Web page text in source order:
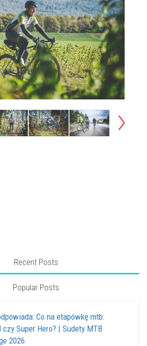
Recent Posts
Popular Posts
Co na etapówkę mtb:
czy Super Hero? | Sudety MTB
2026